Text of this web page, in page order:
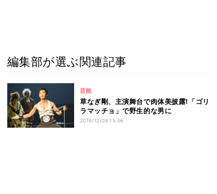
編集部が選ぶ関連記事
芸能
草なぎ剛、主演舞台で肉体美披露!「ゴリ
ラマッチョ」で野生的な男に
2018/12/08 15:06